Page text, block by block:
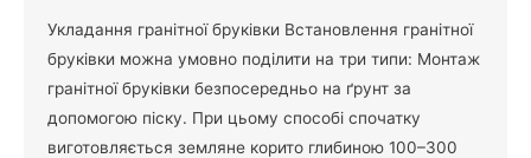
Укладання гранітної бруківки Встановлення гранітної
бруківки можна умовно поділити на три типи: Монтаж
гранітної бруківки безпосередньо на ґрунт за
допомогою піску. При цьому способі спочатку
виготовляється земляне корито глибиною 100–300